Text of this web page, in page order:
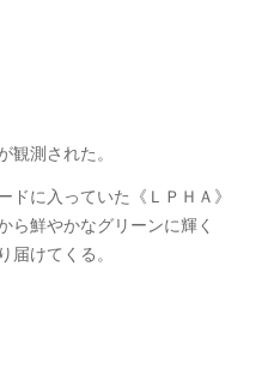
測された。
に入っていた《ＬＰＨＡ》
ら鮮やかなグリーンに輝く
届けてくる。